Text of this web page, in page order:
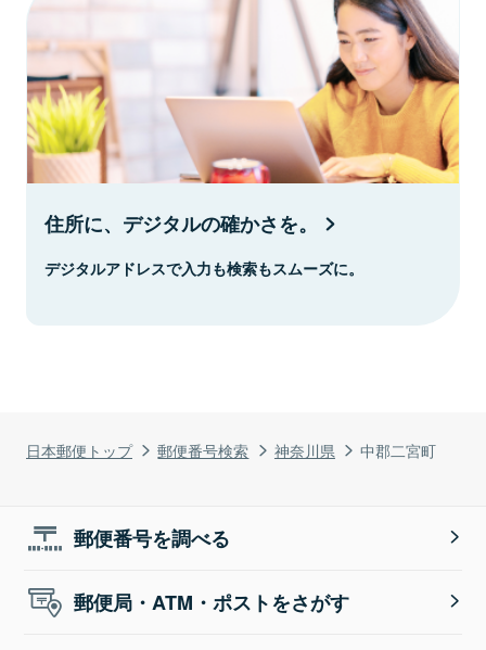
日本郵便トップ 郵便番号検索 神奈川県 中郡二宮町
住所に、デジタルの確かさを。
デジタルアドレスで入力も検索もスムーズに。
郵便番号を調べる
郵便局・ATM・ポストをさがす